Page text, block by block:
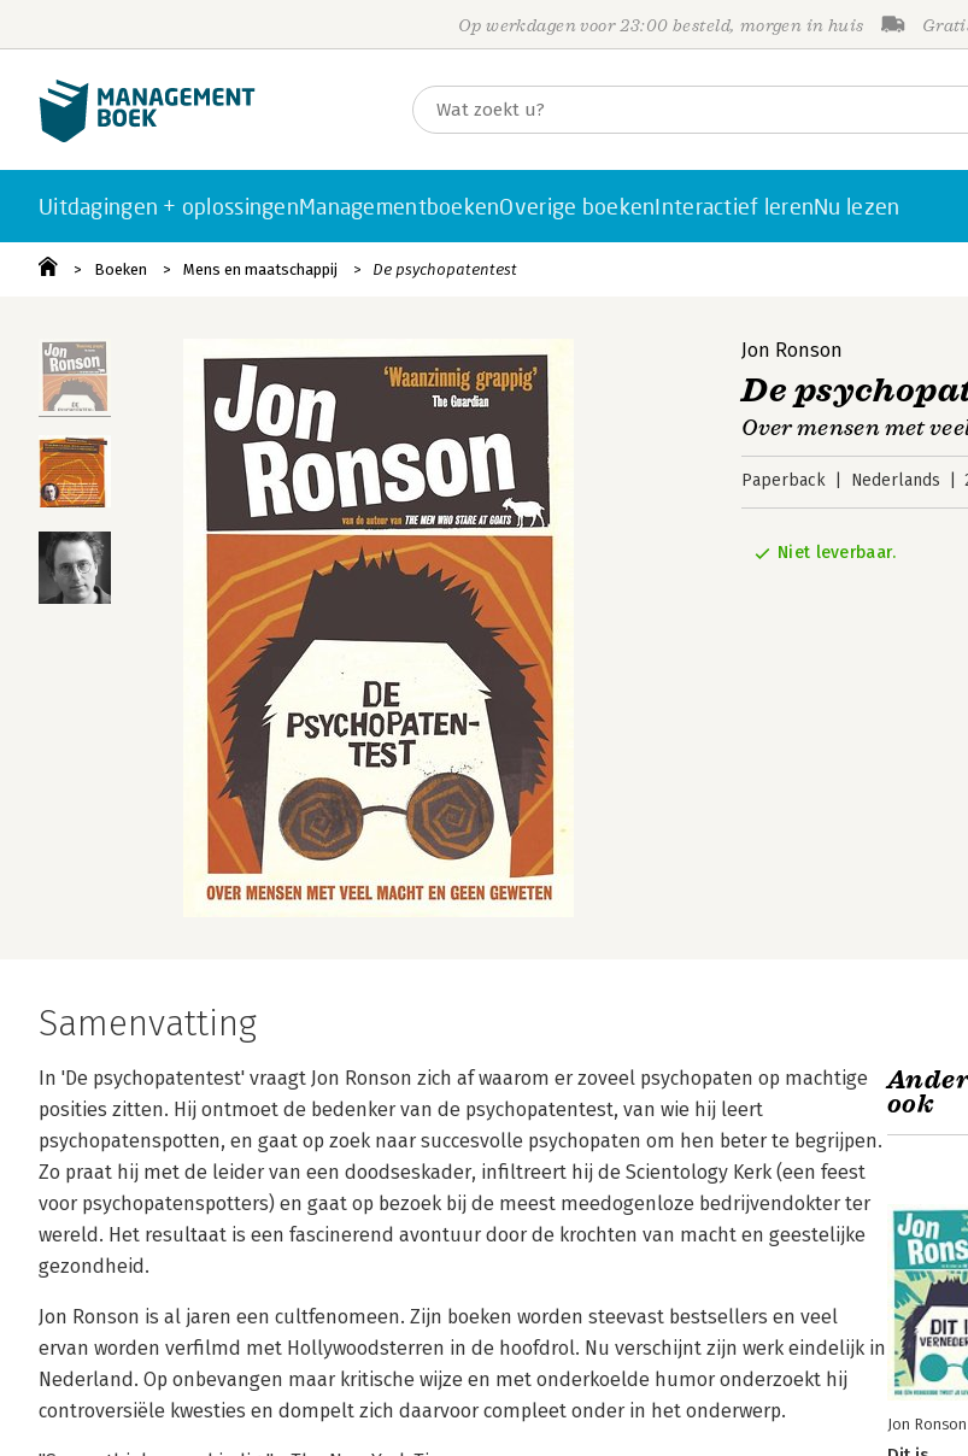
Op werkdagen voor 23:00 besteld, morgen in huis
Uitdagingen + oplossingenManagementboekenOverige boekenInteractief lerenNu lezen
Boeken Mens en maatschappij De psychopatentest
Jon Ronson
De
Over mensen met
Paperback Nederlands
Niet leverbaar.
Samenvatting
In 'De psychopatentest' vraagt Jon Ronson zich af waarom er zoveel psychopaten op machtige
posities zitten. Hij ontmoet de bedenker van de psychopatentest, van wie hij leert
psychopatenspotten, en gaat op zoek naar succesvolle psychopaten om hen beter te begrijpen.
Zo praat hij met de leider van een doodseskader, infiltreert hij de Scientology Kerk (een feest
voor psychopatenspotters) en gaat op bezoek bij de meest meedogenloze bedrijvendokter ter
wereld. Het resultaat is een fascinerend avontuur door de krochten van macht en geestelijke
gezondheid.
Jon Ronson is al jaren een cultfenomeen. Zijn boeken worden steevast bestsellers en veel
ervan worden verfilmd met Hollywoodsterren in de hoofdrol. Nu verschijnt zijn werk eindelijk in
Nederland. Op onbevangen maar kritische wijze en met onderkoelde humor onderzoekt hij
controversiële kwesties en dompelt zich daarvoor compleet onder in het onderwerp.
ook
Jon Ronson